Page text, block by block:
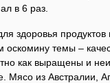
в 6 раз.
здоровья
оскомину темы –
как выращены и
Мясо из Австралии,